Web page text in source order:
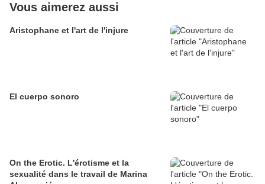
Vous aimerez aussi
Aristophane et l'art de l'injure
El cuerpo sonoro
On the Erotic. L'érotisme et la
sexualité dans le travail de Marina